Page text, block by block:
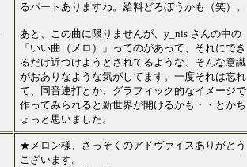
るパートありますね。給料どろぼうかも（笑）。
あと、この曲に限りませんが、y_nis さんの中の
「いい曲（メロ）」ってのがあって、それにでき
るだけ近づけようとされてるような、そんな意識
がおありなような気がしてます。一度それは忘れ
て、同音連打とか、グラフィック的なイメージで
作ってみられると新世界が開けるかも・・とかち
ょっと思いました。
★メロン様、さっそくのアドヴァイスありがとう
ございます。